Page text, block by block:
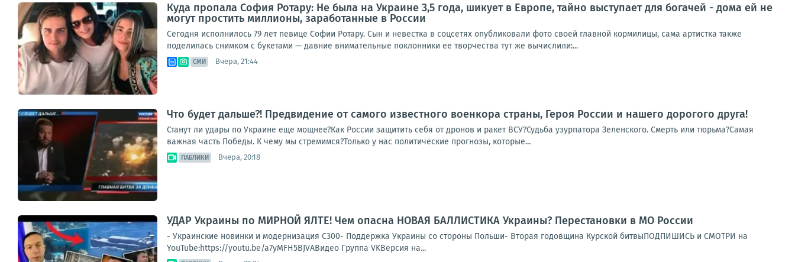
Куда пропала София Ротару: Не была на Украине 3,5 года, шикует в Европе, тайно выступает для богачей - дома ей не
могут простить миллионы, заработанные в России
Сегодня исполнилось 79 лет певице Софии Ротару. Сын и невестка в соцсетях опубликовали фото своей главной кормилицы, сама артистка также
поделилась снимком с букетами — давние внимательные поклонники ее творчества тут же вычислили:...
СМИ Вчера, 21:44
Что будет дальше?! Предвидение от самого известного военкора страны, Героя России и нашего дорогого друга!
Станут ли удары по Украине еще мощнее?Как России защитить себя от дронов и ракет ВСУ?Судьба узурпатора Зеленского. Смерть или тюрьма?Самая
важная часть Победы. К чему мы стремимся?Только у нас политические прогнозы, которые...
ПАБЛИКИ Вчера, 20:18
УДАР Украины по МИРНОЙ ЯЛТЕ! Чем опасна НОВАЯ БАЛЛИСТИКА Украины? Перестановки в МО России
- Украинские новинки и модернизация С300- Поддержка Украины со стороны Польши- Вторая годовщина Курской битвыПОДПИШИСЬ и СМОТРИ на
YouTube:https://youtu.be/a7yMFH5BJVAВидео Группа VKВерсия на...